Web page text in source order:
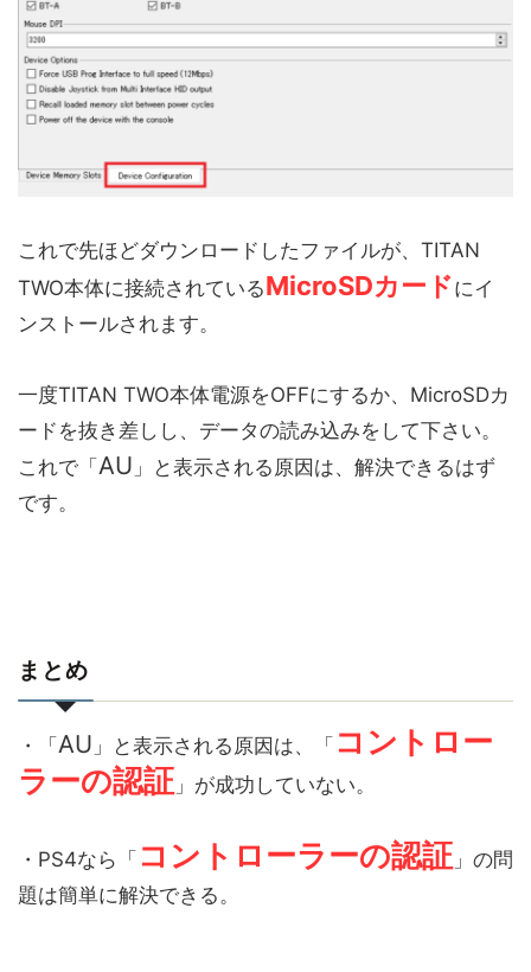
これで先ほどダウンロードしたファイルが、TITAN
TWO本体に接続されているMicroSDカードにイ
ンストールされます。
一度TITAN TWO本体電源をOFFにするか、MicroSDカ
ードを抜き差しし、データの読み込みをして下さい。
これで「AU 」と表示される原因は、解決できるはず
です。
まとめ
・「AU 」と表示される原因は、「 コントロー
ラーの認証 」が成功していない。
・PS4なら「 コントローラーの認証 」の問
題は簡単に解決できる。